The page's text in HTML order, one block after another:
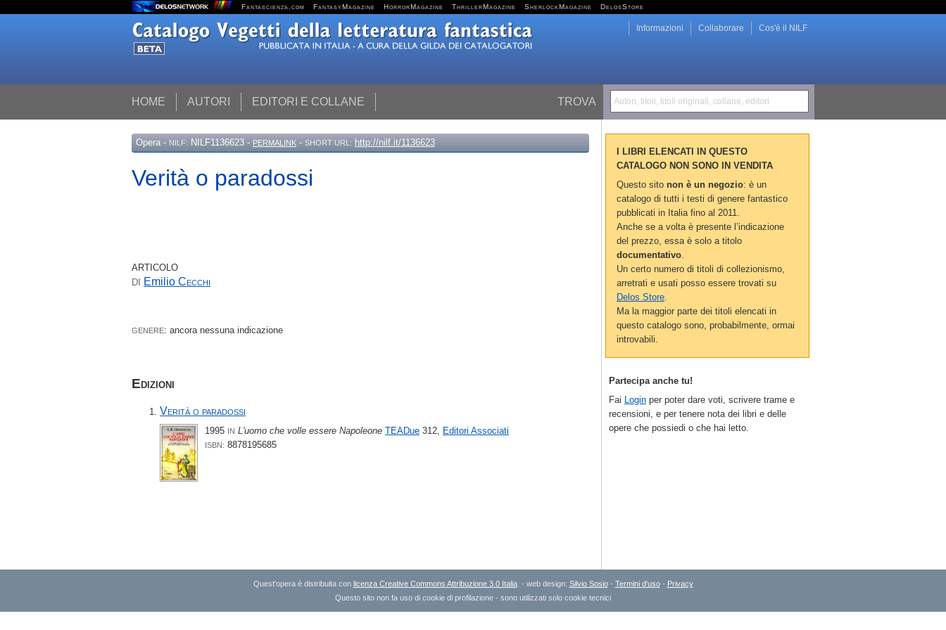
Fantascienza.com FantasyMagazine HorrorMagazine ThrillerMagazine SherlockMagazine DelosStore
TROVA Autori, titoli, titoli originali, collane, editori
HOME AUTORI EDITORI E COLLANE
Cos'è il NILF
Collaborare
Informazioni
Opera - NILF: NILF1136623 - PERMALINK - SHORT URL: http://nilf.it/1136623
Verità o paradossi
ARTICOLO
DI
Emilio Cecchi
GENERE: ancora nessuna indicazione
Edizioni
Verità o paradossi
1995 IN L'uomo che volle essere Napoleone TEADue 312, Editori Associati
ISBN: 8878195685
I LIBRI ELENCATI IN QUESTO
CATALOGO NON SONO IN VENDITA
Questo sito non è un negozio: è un
catalogo di tutti i testi di genere fantastico
pubblicati in Italia fino al 2011.
Anche se a volta è presente l’indicazione
del prezzo, essa è solo a titolo
documentativo
Un certo numero di titoli di collezionismo,
arretrati e usati posso essere trovati su
Delos Store
Ma la maggior parte dei titoli elencati in
questo catalogo sono, probabilmente, ormai
introvabili.
Partecipa anche tu!
Fai Login per poter dare voti, scrivere trame e
recensioni, e per tenere nota dei libri e delle
opere che possiedi o che hai letto.
Quest'opera è distribuita con licenza Creative Commons Attribuzione 3.0 Italia. - web design: Silvio Sosio- Termini d'uso- Privacy
Questo sito non fa uso di cookie di profilazione - sono utilizzati solo cookie tecnici